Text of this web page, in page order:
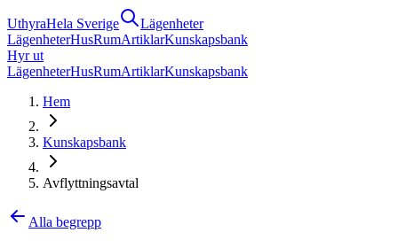
UthyraHela Sverige
Lägenheter
LägenheterHusRumArtiklarKunskapsbank
Hyr ut
LägenheterHusRumArtiklarKunskapsbank
Hem
Kunskapsbank
Avflyttningsavtal
Alla begrepp